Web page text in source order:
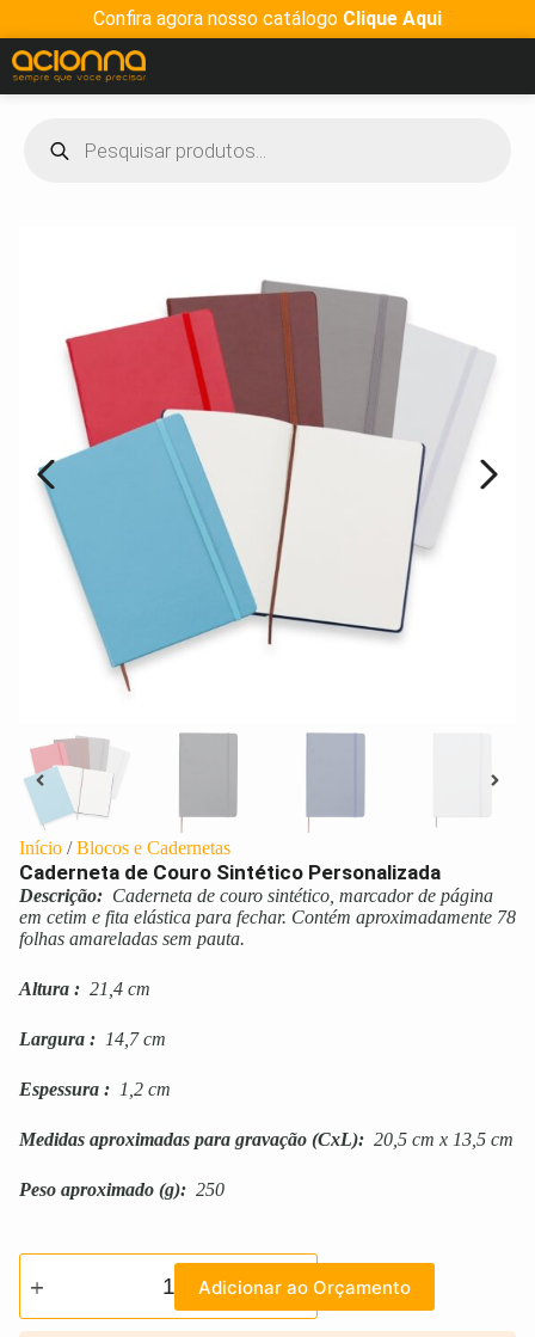
Confira agora nosso catálogo Clique Aqui
Início /Blocos e Cadernetas
Caderneta de Couro Sintético Personalizada
Descrição: Caderneta de couro sintético, marcador de página
em cetim e fita elástica para fechar. Contém aproximadamente 78
folhas amareladas sem pauta.
Altura : 21,4 cm
Largura : 14,7 cm
Espessura : 1,2 cm
Medidas aproximadas para gravação (CxL): 20,5 cm x 13,5 cm
Peso aproximado (g): 250
Adicionar ao Orçamento